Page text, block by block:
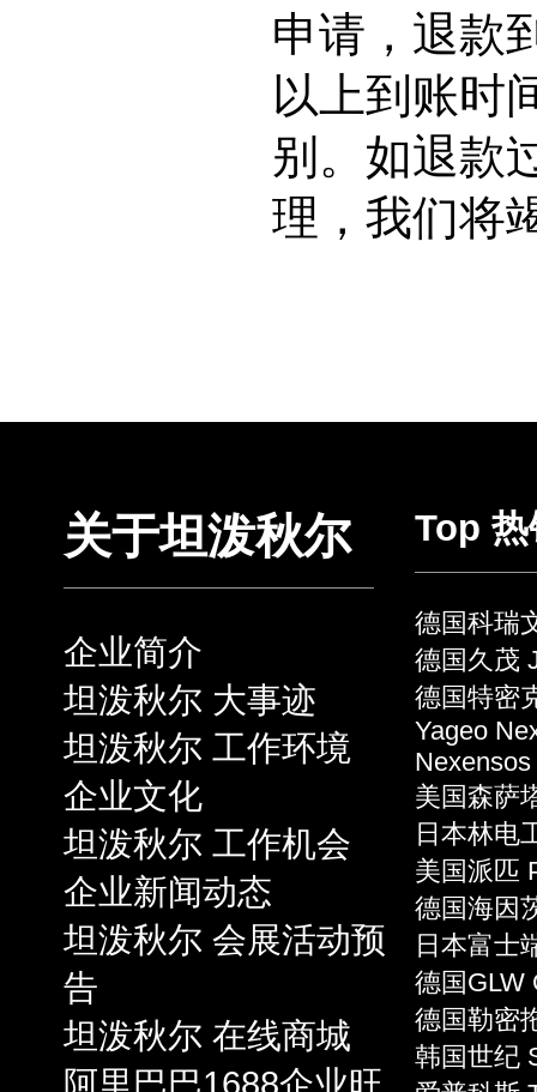
申请，退款
以上到账时
别。如退款
理，我们将
关于坦泼秋尔
企业简介
坦泼秋尔 大事迹
坦泼秋尔 工作环境
企业文化
坦泼秋尔 工作机会
企业新闻动态
坦泼秋尔 会展活动预
告
坦泼秋尔 在线商城
阿里巴巴1688企业旺
Top
德国科瑞
德国久茂
德国特密
Yageo
Nexensos
美国森萨
日本林电
美国派匹
德国海因
日本富士
德国GLW
德国勒密
韩国世纪